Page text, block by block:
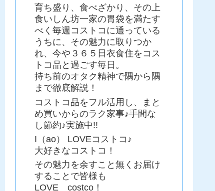
育ち盛り、食べざかり、その上
食いしん坊一家の胃袋を満たす
べく毎週コストコに通っている
うちに、その魅力に取りつか
れ、今や３６５日衣食住をコス
トコ品と過ごす毎日。
持ち前のオタク精神で隅から隅
まで徹底解説！
コストコ品をフル活用し、まと
め買いからのラク家事♪手間な
し節約♪実施中!!
I（ao） LOVEコストコ♪
大好きなコストコ！
その魅力を余すこと無くお届け
することで皆様も
LOVE costco！